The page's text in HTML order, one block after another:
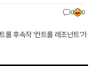
0 0
롤 후속작 '컨트롤 레조넌트'가